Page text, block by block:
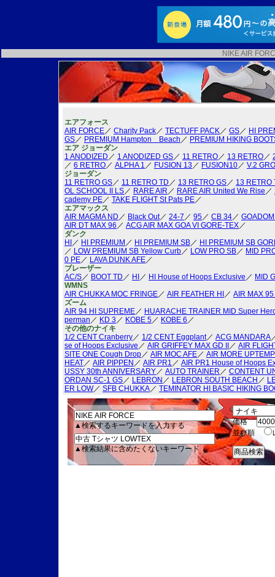
NIKE AIR
エアフォース
AIR FORCE ／ Charity Pack ／ TECTUFF PACK ／ GS ／ HI
GS ／ PREMIUM Hampton Beach ／ PREMIUM HIKING
エア ジョーダン
1 ANODIZED ／ 1 ANODIZED GS ／ 11 RETRO ／ 13 RETRO ／
／ 6 RETRO ／ ALPHA 1 ／ FUSION 13 ／ FUSION10 ／ V.2
ジョーダン
11 RETRO GS ／ 11 RETRO TD ／ 13 RETRO GS ／ 13 RETRO
OL SCHOOL II LS ／ RARE AIR ／ RARE AIR United We Rise ／
cademy PE ／ TAKE FLIGHT St Pats PE ／
エアマックス
AIR MAGMA ND ／ Black Out／ 24-7 ／ 95 ／ CB 34 ／
AIR DT MAX 96 ／ ACG AIR MAX GOA VI GORE-TEX ／
ダンク
HI ／ HI PREMIUM ／ HI PREMIUM SB ／ HI PREMIUM SB
／ LOW PREMIUM SB Yellow Curb ／ LOW PRO SB ／ MID
0 PE ／ LAVA DUNK AFE ／
ブレーザー
AC/S ／ BOOT TD ／ HI ／ HI House of Hoops Exclusive ／ MID
WMNS
AIR CHUKKA MOC FRINGE ／ AIR FEATHER HI ／ AIR MAX 95
ズーム
AIR 94 HI SUPREME ／ HUARACHE TRAINER MID Super
perman ／ KD 3 ／ KOBE 5 ／ KOBE 6 ／
その他のナイキ
1/2 CENT Cranberry ／ 1/2 CENT Eggplant／ ACG MANDARA
se of Hoops Exclusive ／ AIR GRIFFEY MAX GD II ／ AIR
SITE ONE Cough Drop ／ AIR MOC AFE ／ AIR MORE
HEAT ／ AIR PIPPEN ／ AIR PR1 ／ AIR PR1 House of Hoops
USSY 30th ANNIVERSARY ／ AUTO TRAINER ／ CONTENT
ORDAN SC-1 GS ／ LEBRON ／ LEBRON SOUTH BEACH ／
ER LOW／ SFB CHUKKA ／ TEMINATOR HI BASIC HIKING
▲検索するキーワードを入力する
▲検索結果に含めたくないキーワード
価格
並び順